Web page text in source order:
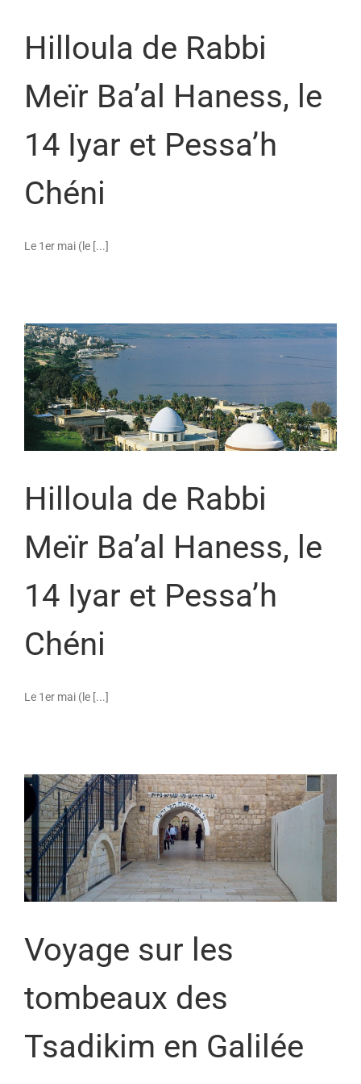
Hilloula de Rabbi
Meïr Ba’al Haness, le
14 Iyar et Pessa’h
Chéni
Le 1er mai (le [...]
Hilloula de Rabbi
Meïr Ba’al Haness, le
14 Iyar et Pessa’h
Chéni
Le 1er mai (le [...]
Voyage sur les
tombeaux des
Tsadikim en Galilée